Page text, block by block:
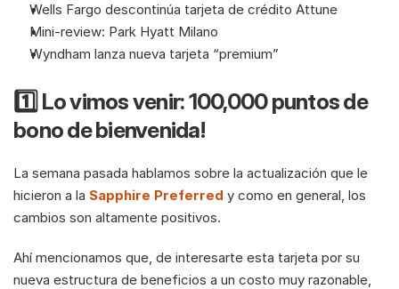
Wells Fargo descontinúa tarjeta de crédito Attune
Mini-review: Park Hyatt Milano
Wyndham lanza nueva tarjeta “premium”
1️⃣ Lo vimos venir: 100,000 puntos de
bono de bienvenida!
La semana pasada hablamos sobre la actualización que le
hicieron a la Sapphire Preferred y como en general, los
cambios son altamente positivos.
Ahí mencionamos que, de interesarte esta tarjeta por su
nueva estructura de beneficios a un costo muy razonable,